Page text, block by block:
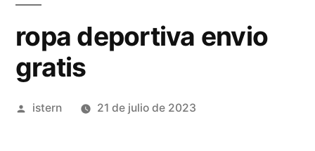
ropa deportiva envio
gratis
Publicado
istern 21 de julio de 2023